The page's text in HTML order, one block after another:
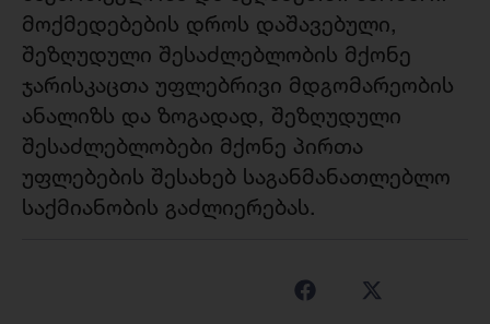
მოქმედებების დროს დაშავებული,
შეზღუდული შესაძლებლობის მქონე
ჯარისკაცთა უფლებრივი მდგომარეობის
ანალიზს და ზოგადად, შეზღუდული
შესაძლებლობები მქონე პირთა
უფლებების შესახებ საგანმანათლებლო
საქმიანობის გაძლიერებას.